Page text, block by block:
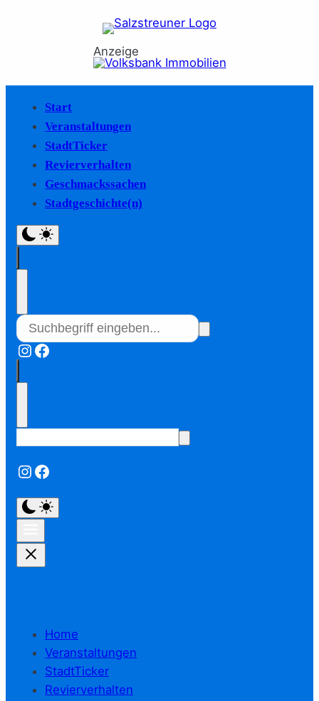
Anzeige
Start
Veranstaltungen
StadtTicker
Revierverhalten
Geschmackssachen
Stadtgeschichte(n)
Instagram
Facebook
Instagram
Facebook
Home
Veranstaltungen
StadtTicker
Revierverhalten